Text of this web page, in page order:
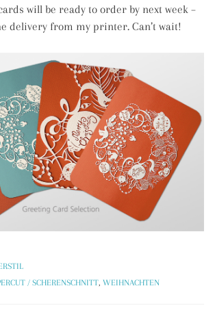
will be ready to order by next week –
delivery from my printer. Can’t wait!
/ SCHERENSCHNITT, WEIHNACHTEN